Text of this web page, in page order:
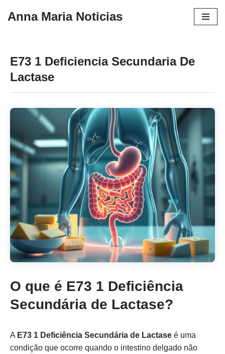
conteúdo
Anna Maria Noticias
E73 1 Deficiencia Secundaria De
Lactase
O que é E73 1 Deficiência
Secundária de Lactase?
A E73 1 Deficiência Secundária de Lactase é uma
condição que ocorre quando o intestino delgado não